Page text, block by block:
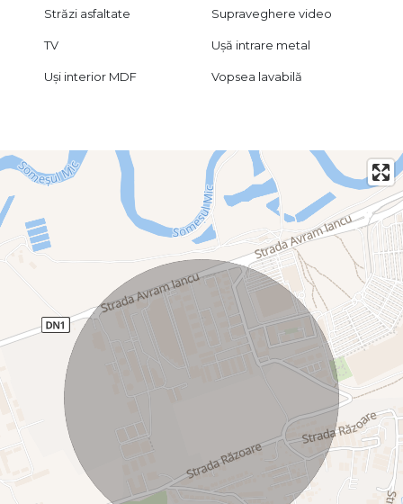
Străzi asfaltate Supraveghere video
TV Ușă intrare metal
Uși interior MDF Vopsea lavabilă